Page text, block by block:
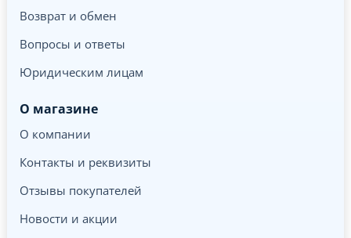
Возврат и обмен
Вопросы и ответы
Юридическим лицам
О магазине
О компании
Контакты и реквизиты
Отзывы покупателей
Новости и акции